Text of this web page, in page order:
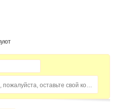
Домохозяйка, пожалуйста, оставьте свой комментарий...